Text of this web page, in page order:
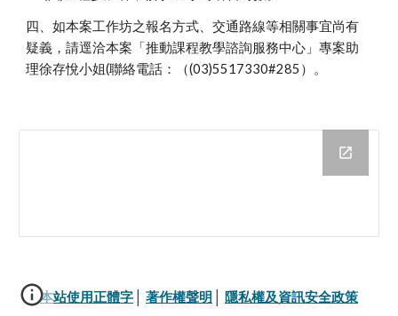
四、如本案工作坊之報名方式、交通路線等相關事宜尚有
疑義，請逕洽本案「推動課程教學諮詢服務中心」專案助
理徐存悅小姐(聯絡電話：（(03)5517330#285）。
本站使用正體字 著作權聲明 隱私權及資訊安全政策